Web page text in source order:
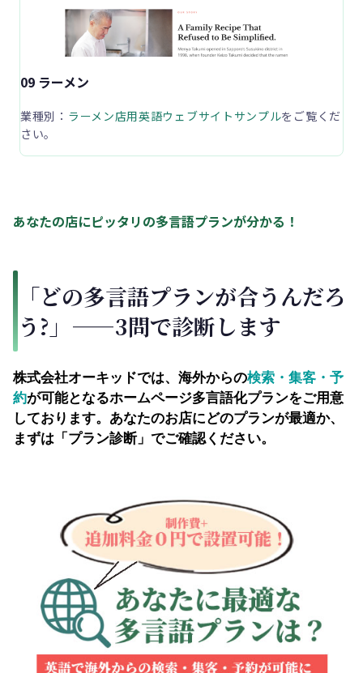
09 ラーメン
業種別： ラーメン店用英語ウェブサイトサンプルをご覧くだ
さい。
あなたの店にピッタリの多言語プランが分かる！
「どの多言語プランが合うんだろ
う?」——3問で診断します
株式会社オーキッドでは、海外からの検索・集客・予
約が可能となるホームページ多言語化プランをご用意
しております。あなたのお店にどのプランが最適か、
まずは「プラン診断」でご確認ください。